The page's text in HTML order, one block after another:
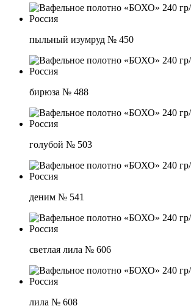
пыльный изумруд № 450
бирюза № 488
голубой № 503
деним № 541
светлая лила № 606
лила № 608